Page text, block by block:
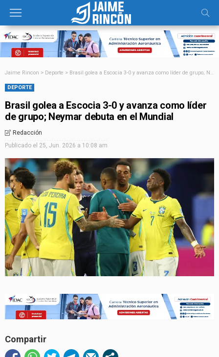
Jaime Rincon > Deporte > Brasil golea a Escocia 3-0 y avanza como líder de grupo; Neymar debuta en el Mundial
DEPORTE
Brasil golea a Escocia 3-0 y avanza como líder
de grupo; Neymar debuta en el Mundial
Redacción
Publicado el 25, Jun. 2026 a 10:08 am
Compartir